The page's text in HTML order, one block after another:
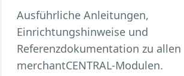
Ausführliche Anleitungen,
Einrichtungshinweise und
Referenzdokumentation zu allen
merchantCENTRAL-Modulen.